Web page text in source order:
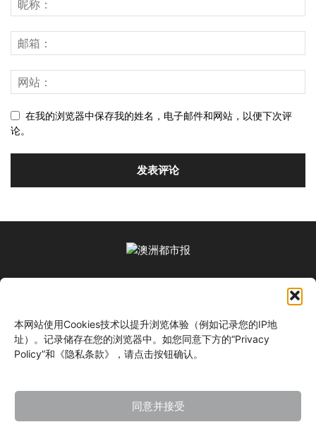
本网站使用Cookies技术以提升浏览体验（例如记录您的IP地
址）。记录储存在您的浏览器中。如您同意下方的“Privacy
Policy”和《隐私条款》，请点击按钮确认。
同意并接受
在我的浏览器中保存我的姓名，电子邮件和网站，以便下次评
论。
关注我们